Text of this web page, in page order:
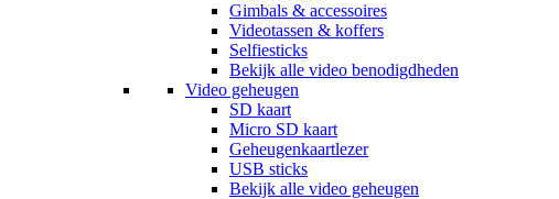
Gimbals & accessoires
Videotassen & koffers
Selfiesticks
Bekijk alle video benodigdheden
Video geheugen
SD kaart
Micro SD kaart
Geheugenkaartlezer
USB sticks
Bekijk alle video geheugen